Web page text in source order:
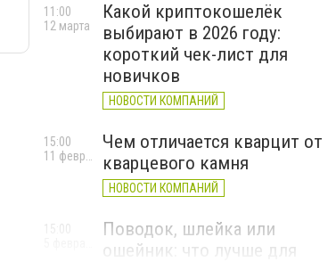
Какой криптокошелёк
выбирают в 2026 году:
короткий чек-лист для
новичков
НОВОСТИ КОМПАНИЙ
11:00
12 марта
Чем отличается кварцит от
кварцевого камня
НОВОСТИ КОМПАНИЙ
15:00
Поводок, шлейка или
ошейник: что лучше для
15:00